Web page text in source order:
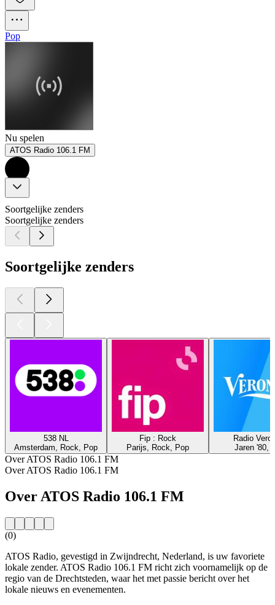
Pop
Nu spelen
ATOS Radio 106.1 FM
Soortgelijke zenders
Soortgelijke zenders
Soortgelijke zenders
538 NL
Amsterdam, Rock, Pop
Fip : Rock
Parijs, Rock, Pop
Radio
Jaren '80,
Over ATOS Radio 106.1 FM
Over ATOS Radio 106.1 FM
Over ATOS Radio 106.1 FM
(0)
ATOS Radio, gevestigd in Zwijndrecht, Nederland, is uw favoriete
lokale zender. ATOS Radio 106.1 FM richt zich voornamelijk op de
regio van de Drechtsteden, waar het met passie bericht over het
lokale nieuws en evenementen.